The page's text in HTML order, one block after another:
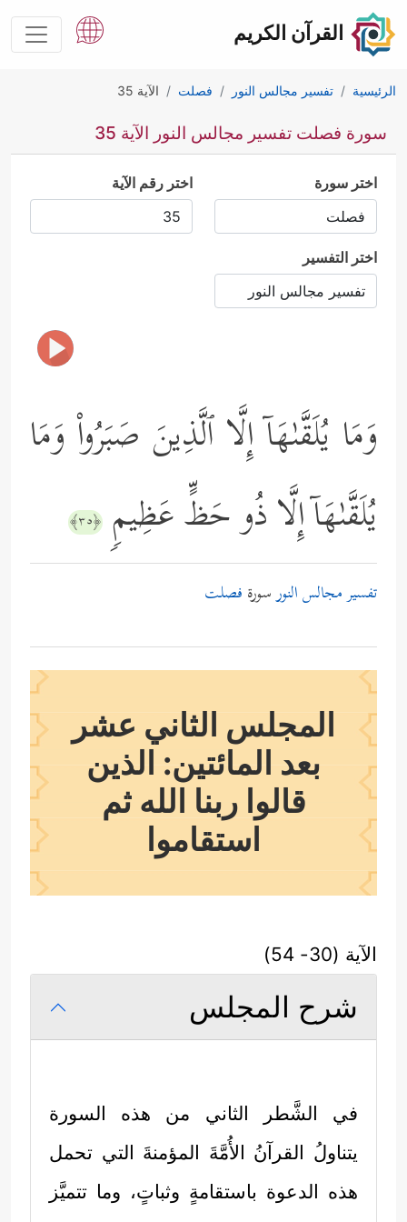
القرآن الكريم
الرئيسية تفسير مجالس النور فصلت الآية 35
سورة فصلت تفسير مجالس النور الآية 35
اختر سورة اختر رقم الآية
اختر التفسير
وَمَا یُلَقَّىٰهَاۤ إِلَّا ٱلَّذِینَ صَبَرُواْ وَمَا
یُلَقَّىٰهَاۤ إِلَّا ذُو حَظٍّ عَظِیمࣲ ﴿٣٥﴾
تفسير مجالس النورسورة فصلت
المجلس الثاني عشر
بعد المائتين: الذين
قالوا ربنا الله ثم
استقاموا
الآية (30- 54)
شرح المجلس
في الشَّطر الثاني من هذه السورة
يتناولُ القرآنُ الأُمَّةَ المؤمنةَ التي تحمل
هذه الدعوة باستقامةٍ وثباتٍ، وما تتميَّز